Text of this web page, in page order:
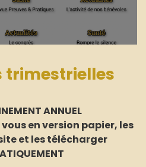
trimestrielles
ANNUEL
en version papier, les
et les télécharger